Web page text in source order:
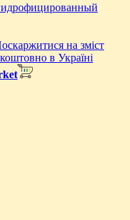
на зміст
в Україні